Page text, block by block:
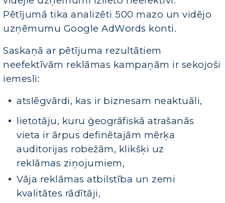
Pētījumā tika analizēti 500 mazo un vidējo
uzņēmumu Google AdWords konti.
Saskaņā ar pētījuma rezultātiem
neefektīvām reklāmas kampaņām ir sekojoši
iemesli:
atslēgvārdi, kas ir biznesam neaktuāli,
lietotāju, kuru ģeogrāfiskā atrašanās
vieta ir ārpus definētajām mērķa
auditorijas robežām, klikšķi uz
reklāmas ziņojumiem,
Vāja reklāmas atbilstība un zemi
kvalitātes rādītāji,